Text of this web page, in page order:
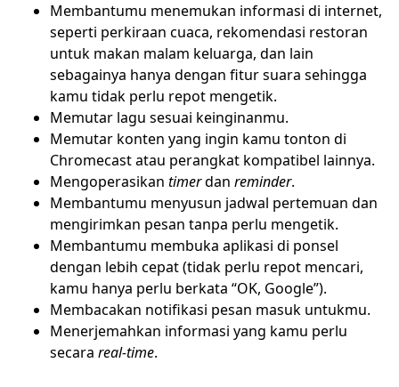
Membantumu menemukan informasi di internet,
seperti perkiraan cuaca, rekomendasi restoran
untuk makan malam keluarga, dan lain
sebagainya hanya dengan fitur suara sehingga
kamu tidak perlu repot mengetik.
Memutar lagu sesuai keinginanmu.
Memutar konten yang ingin kamu tonton di
Chromecast atau perangkat kompatibel lainnya.
Mengoperasikan timerdan reminder.
Membantumu menyusun jadwal pertemuan dan
mengirimkan pesan tanpa perlu mengetik.
Membantumu membuka aplikasi di ponsel
dengan lebih cepat (tidak perlu repot mencari,
kamu hanya perlu berkata “OK, Google”).
Membacakan notifikasi pesan masuk untukmu.
Menerjemahkan informasi yang kamu perlu
secara real-time.